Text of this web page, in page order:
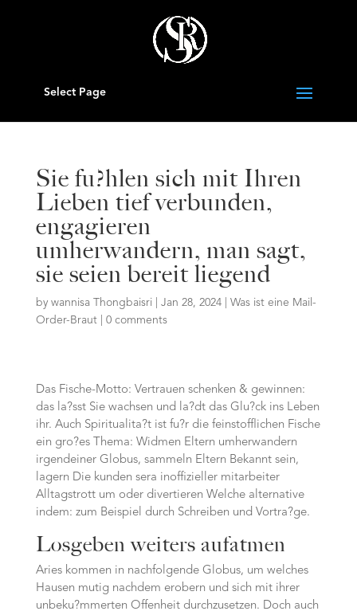
Select Page
Sie fu?hlen sich mit Ihren
Lieben tief verbunden,
engagieren
umherwandern, man sagt,
sie seien bereit liegend
by wannisa Thongbaisri Jan 28, 2024| Was ist eine Mail-
Order-Braut| 0 comments
Das Fische-Motto: Vertrauen schenken & gewinnen:
das la?sst Sie wachsen und la?dt das Glu?ck ins Leben
ihr. Auch Spiritualita?t ist fu?r die feinstofflichen Fische
ein gro?es Thema: Widmen Eltern umherwandern
irgendeiner Globus, sammeln Eltern Bekannt sein,
lagern Die kunden sera inoffizieller mitarbeiter
Alltagstrott um oder divertieren Welche alternative
indem: zum Beispiel durch Schreiben und Vortra?ge.
Losgeben weiters aufatmen
Aries kommen in nachfolgende Globus, um welches
Hausen mutig nachdem erobern und sich mit ihrer
unbeku?mmerten Offenheit durchzusetzen. Doch auch